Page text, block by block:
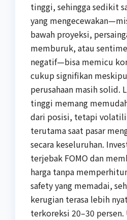
tinggi, sehingga sedikit
yang
bawah proyeksi,
memburuk, atau
negatif—bisa memicu
cukup signifikan
perusahaan masih solid.
tinggi memang
dari posisi, tetapi
terutama saat pasar
secara keseluruhan.
terjebak FOMO dan
harga tanpa
safety yang memadai,
kerugian terasa lebih
terkoreksi 20–30